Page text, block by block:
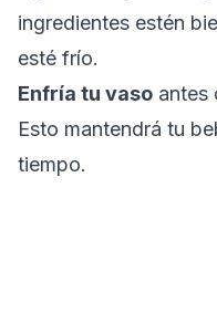
ingredientes estén
esté frío.
Enfría tu vaso antes
Esto mantendrá tu
tiempo.